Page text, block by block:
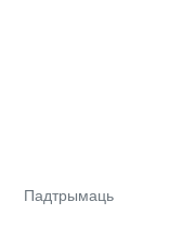
Падтрымаць